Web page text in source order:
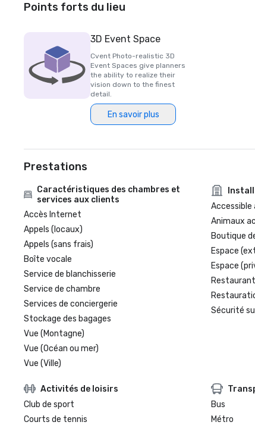
Points forts du lieu
3D Event Space
Cvent Photo-realistic 3D
Event Spaces give planners
the ability to realize their
vision down to the finest
detail.
En savoir plus
Prestations
Caractéristiques des chambres et
services aux clients
Accès Internet
Appels (locaux)
Appels (sans frais)
Boîte vocale
Service de blanchisserie
Service de chambre
Services de conciergerie
Stockage des bagages
Vue (Montagne)
Vue (Océan ou mer)
Vue (Ville)
Animaux
Boutique
Espace
Espace
Sécurité
Activités de loisirs
Club de sport
Courts de tennis
Bus
Métro